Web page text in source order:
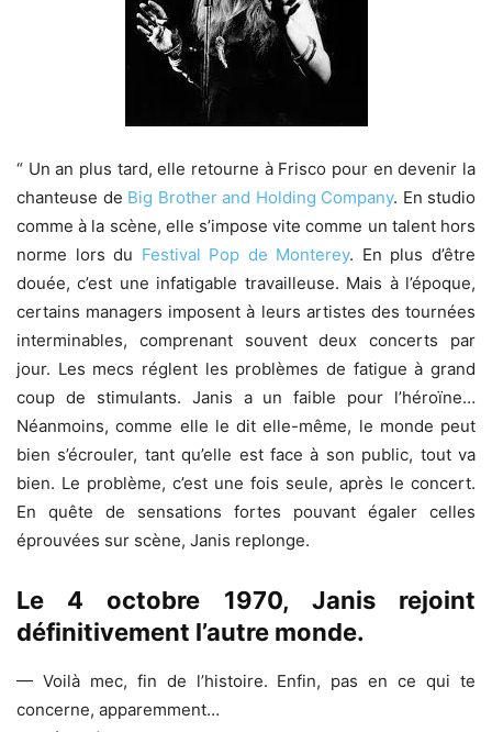
“ Un an plus tard, elle retourne à Frisco pour en devenir la
chanteuse de Big Brother and Holding Company. En studio
comme à la scène, elle s’impose vite comme un talent hors
norme lors du Festival Pop de Monterey. En plus d’être
douée, c’est une infatigable travailleuse. Mais à l’époque,
certains managers imposent à leurs artistes des tournées
interminables, comprenant souvent deux concerts par
jour. Les mecs réglent les problèmes de fatigue à grand
coup de stimulants. Janis a un faible pour l’héroïne…
Néanmoins, comme elle le dit elle-même, le monde peut
bien s’écrouler, tant qu’elle est face à son public, tout va
bien. Le problème, c’est une fois seule, après le concert.
En quête de sensations fortes pouvant égaler celles
éprouvées sur scène, Janis replonge.
Le 4 octobre 1970, Janis rejoint
définitivement l’autre monde.
— Voilà mec, fin de l’histoire. Enfin, pas en ce qui te
concerne, apparemment…